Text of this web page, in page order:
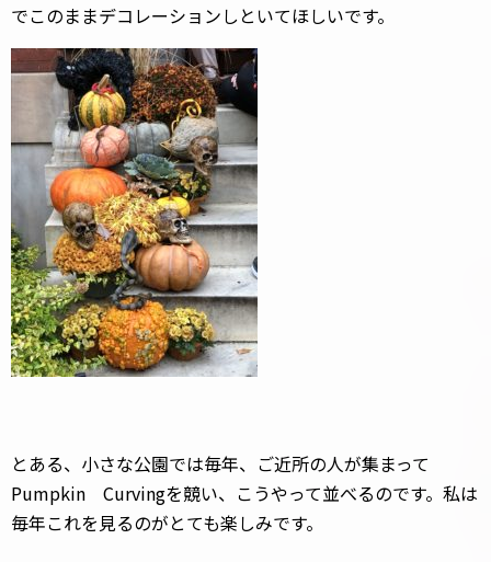
でこのままデコレーションしといてほしいです。
とある、小さな公園では毎年、ご近所の人が集まって
Pumpkin Curvingを競い、こうやって並べるのです。私は
毎年これを見るのがとても楽しみです。